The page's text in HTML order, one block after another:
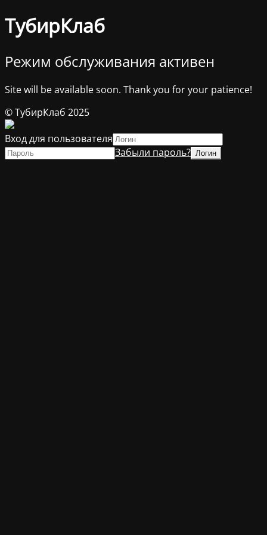
ТубирКлаб
Режим обслуживания активен
Site will be available soon. Thank you for your patience!
© ТубирКлаб 2025
Вход для пользователя
Забыли пароль?